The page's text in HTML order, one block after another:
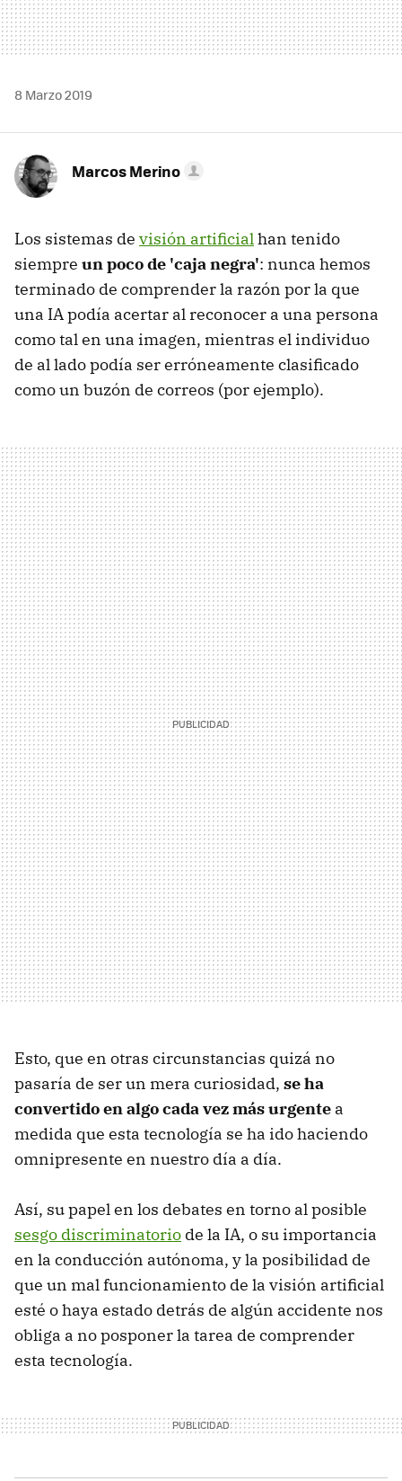
8 Marzo 2019
Marcos Merino
Los sistemas de visión artificialhan tenido
siempre un poco de 'caja negra': nunca hemos
terminado de comprender la razón por la que
una IA podía acertar al reconocer a una persona
como tal en una imagen, mientras el individuo
de al lado podía ser erróneamente clasificado
como un buzón de correos (por ejemplo).
Esto, que en otras circunstancias quizá no
pasaría de ser un mera curiosidad, se ha
convertido en algo cada vez más urgente a
medida que esta tecnología se ha ido haciendo
omnipresente en nuestro día a día.
Así, su papel en los debates en torno al posible
sesgo discriminatorio de la IA, o su importancia
en la conducción autónoma, y la posibilidad de
que un mal funcionamiento de la visión artificial
esté o haya estado detrás de algún accidente nos
obliga a no posponer la tarea de comprender
esta tecnología.